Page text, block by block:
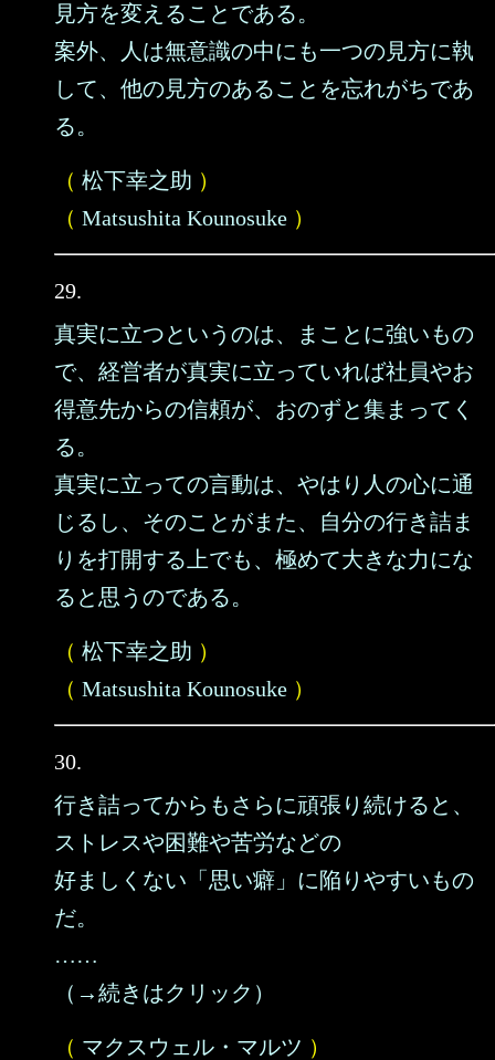
見方を変えることである。
案外、人は無意識の中にも一つの見方に執
して、他の見方のあることを忘れがちであ
る。
（ 松下幸之助 ）
（ Matsushita Kounosuke ）
29.
真実に立つというのは、まことに強いもの
で、経営者が真実に立っていれば社員やお
得意先からの信頼が、おのずと集まってく
る。
真実に立っての言動は、やはり人の心に通
じるし、そのことがまた、自分の行き詰ま
りを打開する上でも、極めて大きな力にな
ると思うのである。
（ 松下幸之助 ）
（ Matsushita Kounosuke ）
30.
行き詰ってからもさらに頑張り続けると、
ストレスや困難や苦労などの
好ましくない「思い癖」に陥りやすいもの
だ。
……
（→続きはクリック）
（ マクスウェル・マルツ ）